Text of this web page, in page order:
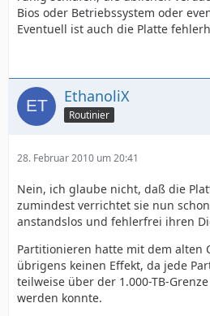
Bios oder Betriebssystem oder
Eventuell ist auch die Platte
EthanoliX
Routinier
28. Februar 2010 um 20:41
Nein, ich glaube nicht, daß die
zumindest verrichtet sie nun
anstandslos und fehlerfrei ihren
Partitionieren hatte mit dem alten
übrigens keinen Effekt, da jede
teilweise über der 1.000-TB-
werden konnte.